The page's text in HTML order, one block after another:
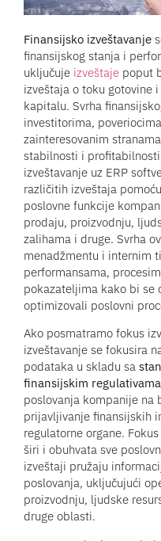
Finansijsko izveštavanje
finansijskog stanja i
uključuje izveštaje poput
izveštaja o toku gotovine
kapitalu. Svrha
investitorima,
zainteresovanim
stabilnosti i
izveštavanje uz ERP
različitih izveštaja
poslovne funkcije
prodaju, proizvodnju,
zalihama i druge. Svrha
menadžmentu i internim
performansama,
pokazateljima kako bi se
optimizovali poslovni
Ako posmatramo fokus
izveštavanje se fokusira
podataka u skladu sa
finansijskim regulativama
poslovanja kompanije na
prijavljivanje finansijskih
regulatorne organe.
širi i obuhvata sve
izveštaji pružaju
poslovanja, uključujući
proizvodnju, ljudske
druge oblasti.